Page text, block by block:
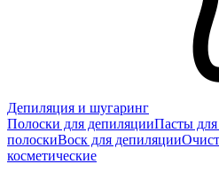
Депиляция и шугаринг
Полоски для депиляцииПасты
полоскиВоск для депиляции
косметические